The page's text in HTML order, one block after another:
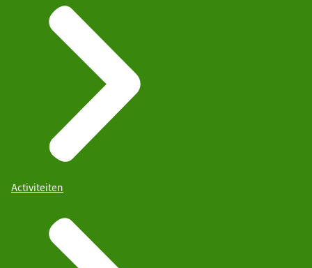
Activiteiten